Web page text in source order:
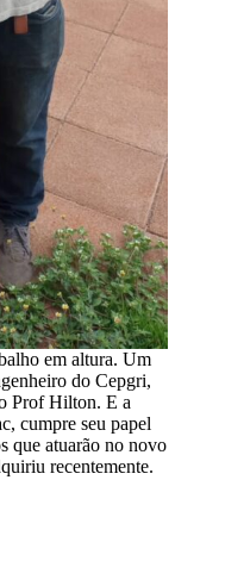
em altura. Um
do Cepgri,
Prof Hilton. E a
cumpre seu papel
que atuarão no novo
recentemente.